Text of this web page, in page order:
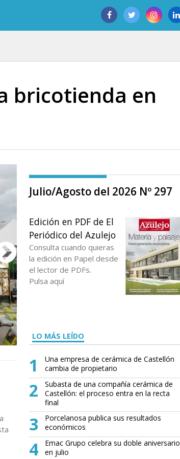
bricotienda en
Julio/Agosto del 2026 Nº 297
Edición en PDF de El
Periódico del Azulejo
Consulta cuando quieras
la edición en Papel desde
el lector de PDFs.
Pulsa aquí
LO MÁS LEÍDO
1
Una empresa de cerámica de Castellón
cambia de propietario
2
Subasta de una compañía cerámica de
Castellón: el proceso entra en la recta
final
3
Porcelanosa publica sus resultados
económicos
4
Emac Grupo celebra su doble aniversario
en julio